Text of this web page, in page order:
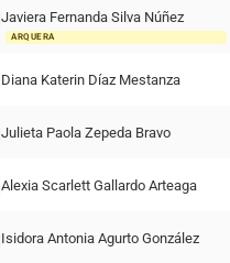
Javiera Fernanda Silva Núñez
ARQUERA
Diana Katerin Díaz Mestanza
Julieta Paola Zepeda Bravo
Alexia Scarlett Gallardo Arteaga
Isidora Antonia Agurto González